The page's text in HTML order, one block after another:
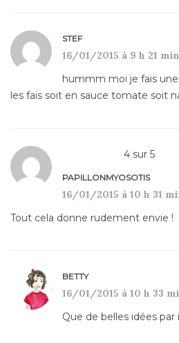
STEF
16/01/2015 à 9 h 21
hummm moi je fais
les fais soit en sauce tomate soit
4 sur 5
PAPILLONMYOSOTIS
16/01/2015 à 10 h 31
Tout cela donne rudement envie !
BETTY
16/01/2015 à 10 h 33
Que de belles idées par